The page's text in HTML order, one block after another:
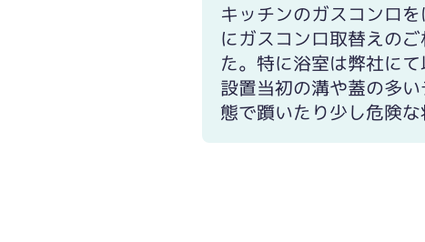
キッチンのガスコンロ
にガスコンロ取替えの
た。特に浴室は弊社に
設置当初の溝や蓋の多
態で躓いたり少し危険な